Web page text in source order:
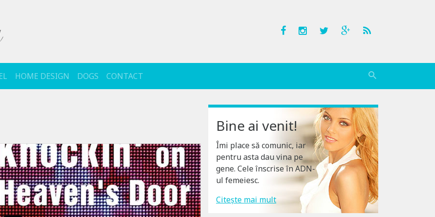
HOME DESIGN DOGS CONTACT
Bine ai venit!
Îmi place să comunic, iar
pentru asta dau vina pe
gene. Cele înscrise în ADN-
ul femeiesc.
Citește mai mult